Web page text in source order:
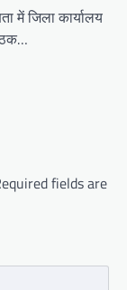
में जिला कार्यालय
fields are